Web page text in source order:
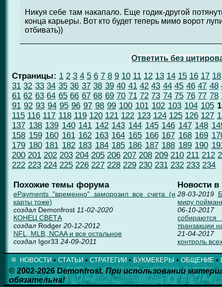
Никуя себе там накапало. Еще годик-другой
конца карьеры. Вот кто будет теперь мимо ворот
отбивать))
Ответить без
Страницы: 1 2 3 4 5 6 7 8 9 10 11 12 13 14 15 16 17 18
31 32 33 34 35 36 37 38 39 40 41 42 43 44 45 46 47 48
61 62 63 64 65 66 67 68 69 70 71 72 73 74 75 76 77 78
91 92 93 94 95 96 97 98 99 100 101 102 103 104 105
115 116 117 118 119 120 121 122 123 124 125 126 127
137 138 139 140 141 142 143 144 145 146 147 148
158 159 160 161 162 163 164 165 166 167 168 169
179 180 181 182 183 184 185 186 187 188 189 190
200 201 202 203 204 205 206 207 208 209 210 211 212
222 223 224 225 226 227 228 229 230 231 232 233 234
Похожие темы форума
ePayments "временно" заморозил все счета (и
карты тоже)
создал Demonfrost 11-02-2020
КОНЕЦ СВЕТА
создал Rodger 20-12-2012
NFL, MLB, NCAA и все остальное
создал Igor33 24-09-2011
Новости в
28-03-2019
миру
06-10-2017
транзакции
21-04-2017
контроль
≡ НОВОСТИ ▪ СТАТЬИ ▪ СТРАТЕГИИ ▪ БУКМЕКЕРЫ ▪ ОБЩЕНИЕ ▪
© 2002-2026 Demonfrost.При использовании
обязательна!